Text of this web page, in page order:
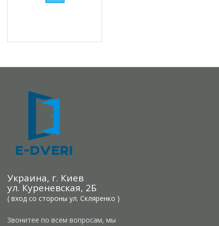
Украина, г. Киев
ул. Куреневская, 2Б
( вход со стороны ул. Скляренко )
Звонитее по всем вопросам, мы